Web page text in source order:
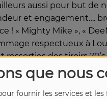
que nous
fournir les services et
aussi pour but de
et engagement….
« Mighty Mike », «
respectueux à
des tiroirs 70’s
de la Funk, de la Soul